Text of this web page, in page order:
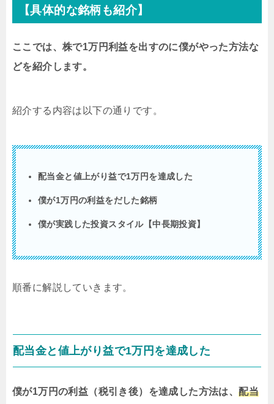
【具体的な銘柄も紹介】
ここでは、株で1万円利益を出すのに僕がやった方法な
どを紹介します。
紹介する内容は以下の通りです。
配当金と値上がり益で1万円を達成した
僕が1万円の利益をだした銘柄
僕が実践した投資スタイル【中長期投資】
順番に解説していきます。
配当金と値上がり益で1万円を達成した
僕が1万円の利益（税引き後）を達成した方法は、配当